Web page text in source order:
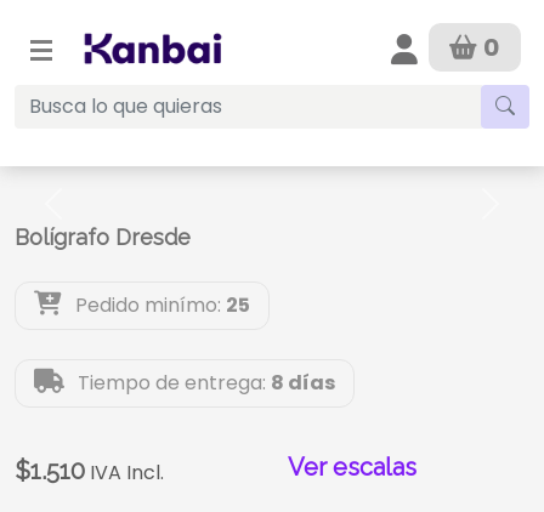
0
Bolígrafo Dresde
Pedido minímo: 25
Tiempo de entrega: 8 días
$1.510 IVA Incl. Ver escalas